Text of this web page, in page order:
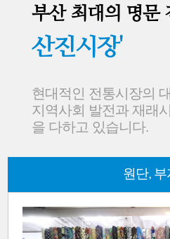
부산 최대의 명문
산진시장'
현대적인 전통시장의
지역사회 발전과 재래
을 다하고 있습니다.
원단, 부